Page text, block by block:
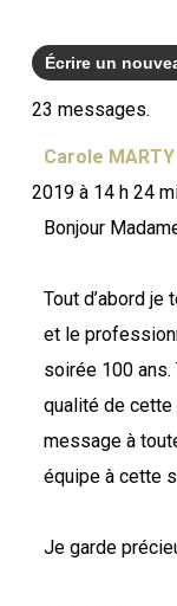
23 messages.
Carole MARTY
2019 à 14 h 24
Bonjour
Tout d’abord je
et le
soirée 100 ans.
qualité de
message à
équipe à cette
Je garde